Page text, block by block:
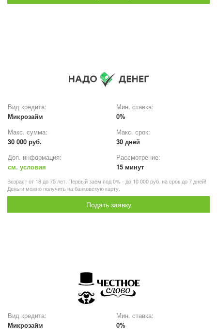
Вид кредита:
Микрозайм
Мин. ставка:
0%
Макс. сумма:
30 000 руб.
Макс. срок:
30 дней
Доп. информация:
см. условия
Рассмотрение:
15 минут
Возраст от 18 до 75 лет. Первый заём под 0% - до 10 000 руб. на срок до 7 дней!
Деньги можно получить на банковскую карту.
Подать заявку
Вид кредита:
Микрозайм
Мин. ставка:
0%